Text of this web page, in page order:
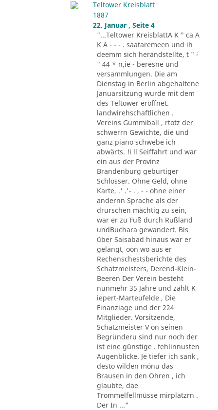
Teltower Kreisblatt
1887
22. Januar , Seite 4
"...Teltower KreisblattA K " ca A
K A - - - . saataremeen und ih
deemm sich herandstellte, t " ´-
" 44 * n,ie - beresne und
versammlungen. Die am
Dienstag in Berlin abgehaltene
Januarsitzung wurde mit dem
des Teltower eröffnet.
landwirehschaftlichen .
Vereins Gummiball , rtotz der
schwerrn Gewichte, die und
ganz piano schwebe ich
abwärts. !i ll Seiffahrt und war
ein aus der Provinz
Brandenburg geburtiger
Schlosser. Ohne Geld, ohne
Karte, .' .'- . , - - ohne einer
andernn Sprache als der
drurschen mächtig zu sein,
war er zu Fuß durch Rußland
undBuchara gewandert. Bis
über Saisabad hinaus war er
gelangt, oon wo aus er
Rechenschestsberichte des
Schatzmeisters, Derend-Klein-
Beeren Der Verein besteht
nunmehr 35 Jahre und zählt K
iepert-Marteufelde , Die
Finanziage und der 224
Mitglieder. Vorsitzende,
Schatzmeister V on seinen
Begründeru sind nur noch der
ist eine günstige . fehlinnusten
Augenblicke. Je tiefer ich sank ,
desto wilden mönu das
Brausen in den Ohren , ich
glaubte, dae
Trommelfellmüsse mirplatzrn .
Der In ..."